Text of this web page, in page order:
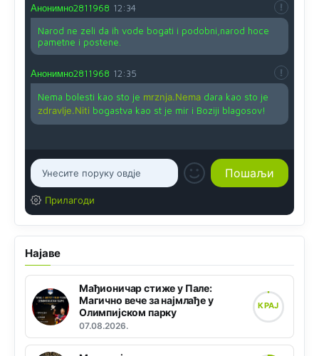
Анонимно2811968 12:34
Narod ne zeli da ih vode bogati i podobni,narod hoce
pametne i postene.
Анонимно2811968 12:35
Nema bolesti kao sto je mrznja.Nemadara kao sto je
zdravlje.Niti bogastva kao st je mir i Boziji blagosov!
Прилагоди
Најаве
Мађионичар стиже у Пале:
Магично вече за најмлађе у
Олимпијском парку
07.08.2026.
КРАЈ